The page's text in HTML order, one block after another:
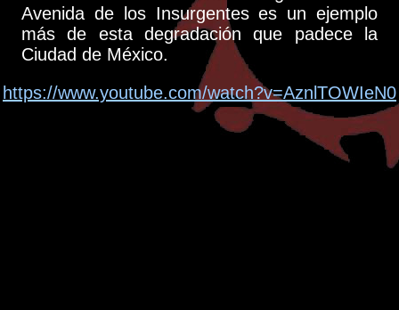
Avenida de los Insurgentes es un ejemplo
más de esta degradación que padece la
Ciudad de México.
https://www.youtube.com/watch?v=AznlTOWIeN0